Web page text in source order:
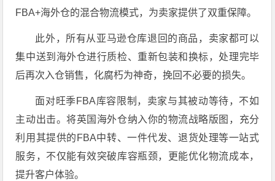
FBA+海外仓的混合物流模式，为卖家提供了双重保障。
此外，所有从亚马逊仓库退回的商品，卖家都可以
集中送到海外仓进行质检、重新包装和换标，处理完毕
后再次入仓销售，化腐朽为神奇，挽回不必要的损失。
面对旺季FBA库容限制，卖家与其被动等待，不如
主动出击。将英国海外仓纳入你的物流战略版图，充分
利用其提供的FBA中转、一件代发、退货处理等一站式
服务，不仅能有效突破库容瓶颈，更能优化物流成本，
提升客户体验。